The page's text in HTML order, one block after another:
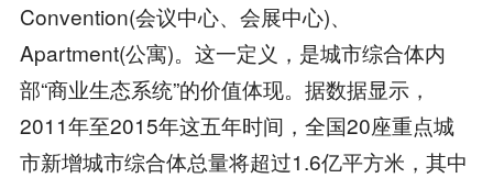
Convention(会议中心、会展中心)、
Apartment(公寓)。这一定义，是城市综合体内
部“商业生态系统”的价值体现。据数据显示，
2011年至2015年这五年时间，全国20座重点城
市新增城市综合体总量将超过1.6亿平方米，其中